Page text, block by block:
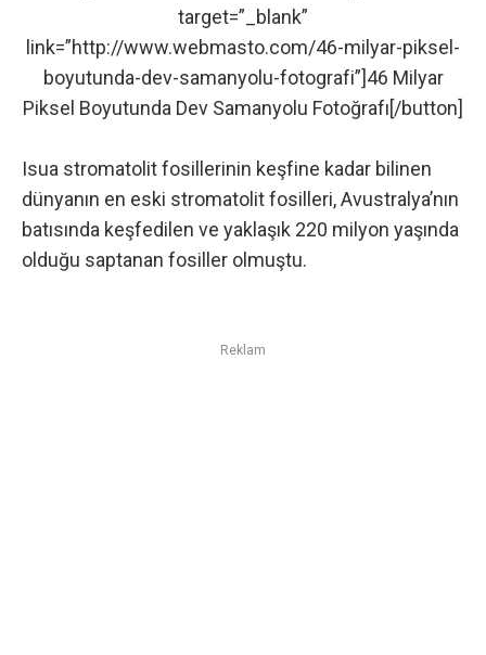
target=”_blank”
link=”http://www.webmasto.com/46-milyar-piksel-
boyutunda-dev-samanyolu-fotografi”]46 Milyar
Piksel Boyutunda Dev Samanyolu Fotoğrafı[/button]
Isua stromatolit fosillerinin keşfine kadar bilinen
dünyanın en eski stromatolit fosilleri, Avustralya’nın
batısında keşfedilen ve yaklaşık 220 milyon yaşında
olduğu saptanan fosiller olmuştu.
Reklam